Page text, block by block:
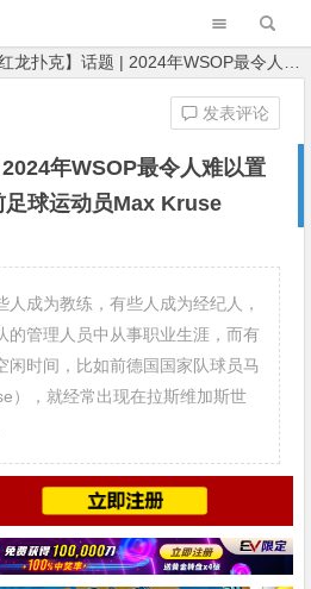
龙扑克】话题 | 2024年WSOP最令人难以置信的冤家牌淘汰了前足球运动员Max Kruse
2024年WSOP最令人难以置
足球运动员Max Kruse
发表评论
成为教练，有些人成为经纪人，
的管理人员中从事职业生涯，而有
闲时间，比如前德国国家队球员马
），就经常出现在拉斯维加斯世